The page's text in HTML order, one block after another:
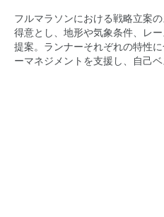
フルマラソンにおける戦略立案
得意とし、地形や気象条件、レ
提案。ランナーそれぞれの特性
ーマネジメントを支援し、自己